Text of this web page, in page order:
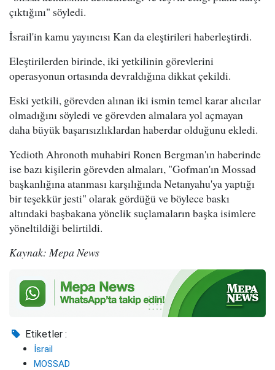
çıktığını" söyledi.
İsrail'in kamu yayıncısı Kan da eleştirileri haberleştirdi.
Eleştirilerden birinde, iki yetkilinin görevlerini
operasyonun ortasında devraldığına dikkat çekildi.
Eski yetkili, görevden alınan iki ismin temel karar alıcılar
olmadığını söyledi ve görevden almalara yol açmayan
daha büyük başarısızlıklardan haberdar olduğunu ekledi.
Yedioth Ahronoth muhabiri Ronen Bergman'ın haberinde
ise bazı kişilerin görevden almaları, "Gofman'ın Mossad
başkanlığına atanması karşılığında Netanyahu'ya yaptığı
bir teşekkür jesti" olarak gördüğü ve böylece baskı
altındaki başbakana yönelik suçlamaların başka isimlere
yöneltildiği belirtildi.
Kaynak: Mepa News
Etiketler :
İsrail
MOSSAD